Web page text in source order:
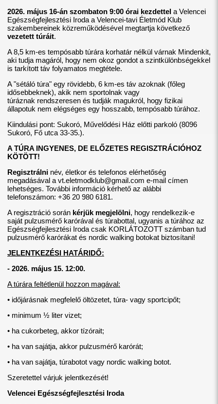
2026. május 16-án szombaton 9:00 órai kezdettel a Velencei
Egészségfejlesztési Iroda a Velencei-tavi Életmód Klub
szakembereinek közreműködésével megtartja következő
vezetett túráit.
A 8,5 km-es tempósabb túrára korhatár nélkül várnak Mindenkit,
aki tudja magáról, hogy nem okoz gondot a szintkülönbségekkel
is tarkított táv folyamatos megtétele.
A "sétáló túra" egy rövidebb, 6 km-es táv azoknak (főleg
idősebbeknek), akik nem sportolnak vagy
túráznak rendszeresen és tudják magukról, hogy fizikai
állapotuk nem elégséges egy hosszabb, tempósabb túrához.
Kiindulási pont: Sukoró, Művelődési Ház előtti parkoló (8096
Sukoró, Fő utca 33-35.).
A TÚRA INGYENES, DE ELŐZETES REGISZTRÁCIÓHOZ
KÖTÖTT!
Regisztrálni név, életkor és telefonos elérhetőség
megadásával a vt.eletmodklub@gmail.com e-mail címen
lehetséges. További információ kérhető az alábbi
telefonszámon: +36 20 980 6181.
A regisztráció során kérjük megjelölni, hogy rendelkezik-e
saját pulzusmérő karórával és túrabottal, ugyanis a túrához az
Egészségfejlesztési Iroda csak KORLÁTOZOTT számban tud
pulzusmérő karórákat és nordic walking botokat biztosítani!
JELENTKEZÉSI HATÁRIDŐ:
- 2026. május 15. 12:00.
A túrára feltétlenül hozzon magával:
• időjárásnak megfelelő öltözetet, túra- vagy sportcipőt;
• minimum ½ liter vizet;
• ha cukorbeteg, akkor tízórait;
• ha van sajátja, akkor pulzusmérő karórát;
• ha van sajátja, túrabotot vagy nordic walking botot.
Szeretettel várjuk jelentkezését!
Velencei Egészségfejlesztési Iroda